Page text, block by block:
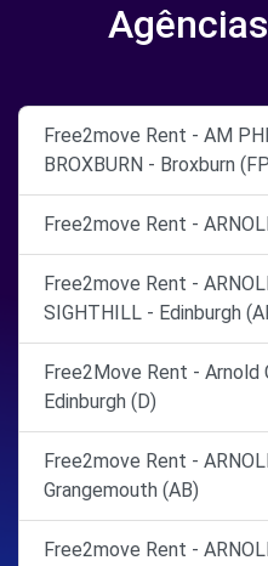
Free2move Rent - AM
BROXBURN - Broxburn
Free2move Rent -
Free2move Rent -
SIGHTHILL - Edinburgh
Free2Move Rent - Arnold
Edinburgh (D)
Free2move Rent -
Grangemouth (AB)
Free2move Rent -